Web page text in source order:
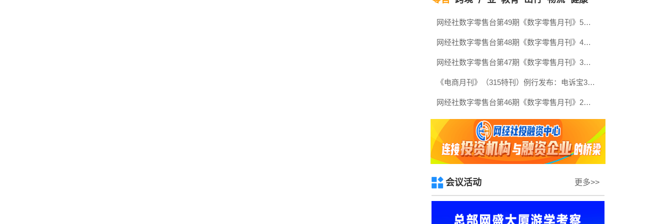
网经社数字零售台第49期《数字零售月刊》5月原创精品回顾
网经社数字零售台第48期《数字零售月刊》4月原创精品回顾
网经社数字零售台第47期《数字零售月刊》3月原创精品回顾
《电商月刊》（315特刊）例行发布：电诉宝315调查行动收官！数字零售 数字生活 跨境电商等网络消费“雷区”全景式复盘
网经社数字零售台第46期《数字零售月刊》2月原创精品回顾
会议活动 更多>>